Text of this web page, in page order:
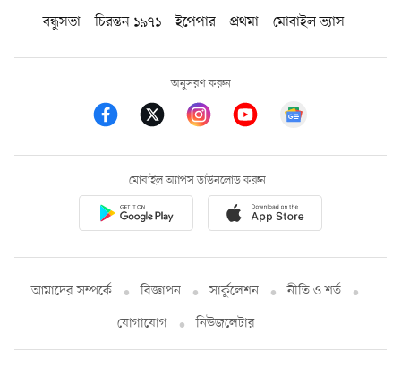
বন্ধুসভা
চিরন্তন ১৯৭১ ইপেপার প্রথমা মোবাইল ভ্যাস
অনুসরণ করুন
মোবাইল অ্যাপস ডাউনলোড করুন
আমাদের সম্পর্কে বিজ্ঞাপন সার্কুলেশন
নীতি ও শর্ত
যোগাযোগ
নিউজলেটার